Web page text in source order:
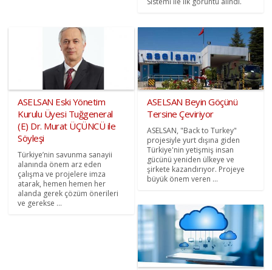
ASELSAN Eski Yönetim
Kurulu Üyesi Tuğgeneral
(E) Dr. Murat ÜÇÜNCÜ ile
Söyleşi
Türkiye’nin savunma sanayii
alanında önem arz eden
çalışma ve projelere imza
atarak, hemen hemen her
alanda gerek çözüm önerileri
ve gerekse ...
ASELSAN Beyin Göçünü
Tersine Çeviriyor
ASELSAN, "Back to Turkey"
projesiyle yurt dışına giden
Türkiye'nin yetişmiş insan
gücünü yeniden ülkeye ve
şirkete kazandırıyor. Projeye
büyük önem veren ...